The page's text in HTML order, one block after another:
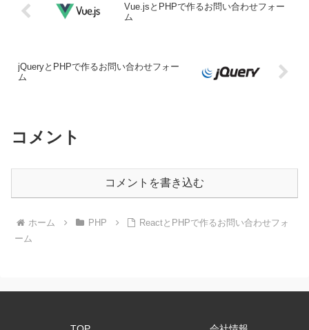
Vue.jsとPHPで作るお問い合わせフォー
ム
jQueryとPHPで作るお問い合わせフォー
ム
コメント
コメントを書き込む
ホーム PHP
ReactとPHPで作るお問い合わせフォ
ーム